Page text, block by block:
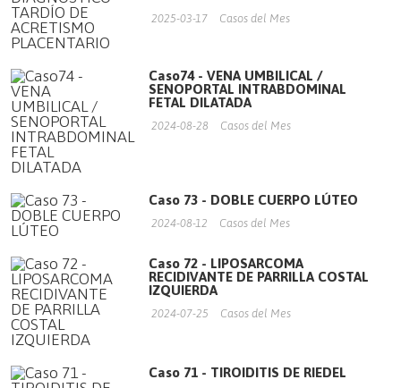
2025-03-17 Casos del Mes
Caso74 - VENA UMBILICAL /
SENOPORTAL INTRABDOMINAL
FETAL DILATADA
2024-08-28 Casos del Mes
Caso 73 - DOBLE CUERPO LÚTEO
2024-08-12 Casos del Mes
Caso 72 - LIPOSARCOMA
RECIDIVANTE DE PARRILLA COSTAL
IZQUIERDA
2024-07-25 Casos del Mes
Caso 71 - TIROIDITIS DE RIEDEL